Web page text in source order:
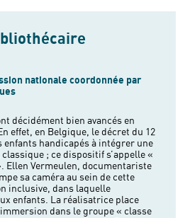
nationale coordonnée par
décidément bien avancés en
effet, en Belgique, le décret du 12
enfants handicapés à intégrer une
; ce dispositif s’appelle «
Ellen Vermeulen, documentariste
sa caméra au sein de cette
inclusive, dans laquelle
enfants. La réalisatrice place
dans le groupe « classe